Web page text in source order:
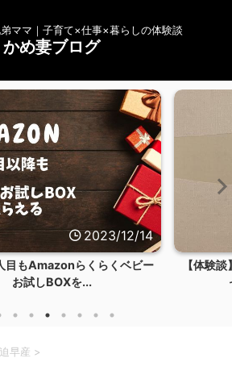
ママ｜子育て×仕事×暮らしの体験談
かめ妻ブログ
2023/12/14
目もAmazonらくらくベビー
お試しBOXを...
【体験
早産 >